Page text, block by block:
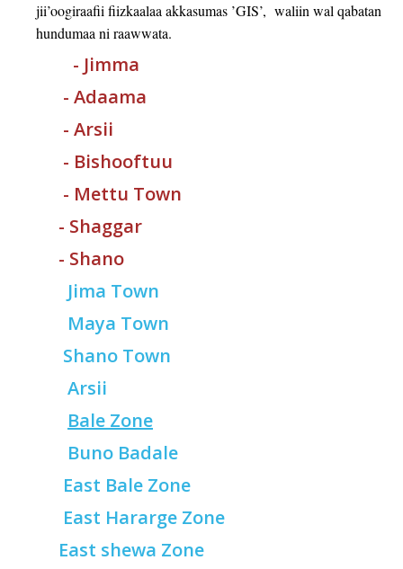
jii’oogiraafii fiizkaalaa akkasumas ’GIS’, waliin wal qabatan
hundumaa ni raawwata.
- Jimma
- Adaama
- Arsii
- Bishooftuu
- Mettu Town
- Shaggar
- Shano
Jima Town
Maya Town
Shano Town
Arsii
Bale Zone
Buno Badale
East Bale Zone
East Hararge Zone
East shewa Zone